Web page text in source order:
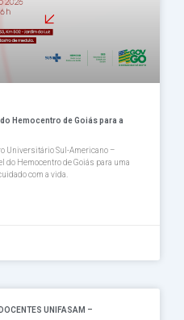
Hemocentro de Goiás para a
Universitário Sul-Americano –
do Hemocentro de Goiás para uma
com a vida.
UNIFASAM –